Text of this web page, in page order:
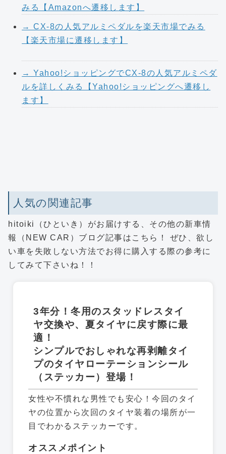
みる【Amazonへ遷移します】
→ CX-8の人気アルミペダルを楽天市場でみる
【楽天市場に遷移します】
→ Yahoo!ショッピングでCX-8の人気アルミペダ
ルを詳しくみる【Yahoo!ショッピングへ遷移し
ます】
人気の関連記事
hitoiki（ひといき）がお届けする、その他の新車情
報（NEW CAR）ブログ記事はこちら！ ぜひ、欲し
い車を失敗しない方法でお得に購入する際の参考に
してみて下さいね！！
3年分！冬用のスタッドレスタイ
ヤ交換や、夏タイヤに戻す際に最
適！
シンプルでおしゃれな再剥離タイ
プのタイヤローテーションシール
（ステッカー）登場！
女性や不慣れな男性でも安心！今回のタイ
ヤの位置から次回のタイヤ装着の場所が一
目でわかるステッカーです。
オススメポイント